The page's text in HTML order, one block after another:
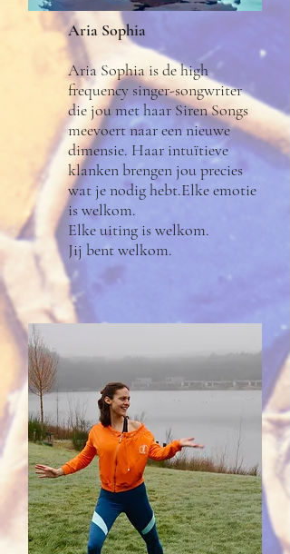
Aria Sophia
Aria Sophia is de high
frequency singer-songwriter
die jou met haar Siren Songs
meevoert naar een nieuwe
dimensie. Haar intuïtieve
klanken brengen jou precies
wat je nodig hebt.Elke emotie
is welkom.
Elke uiting is welkom.
Jij bent welkom.